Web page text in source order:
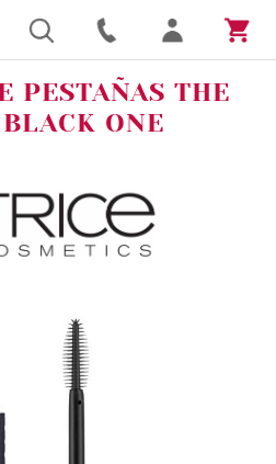
PESTAÑAS THE
ONE